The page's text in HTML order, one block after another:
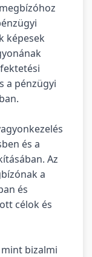
képesek
a pénzügyi
és a
Az
a
és
célok és
bizalmi